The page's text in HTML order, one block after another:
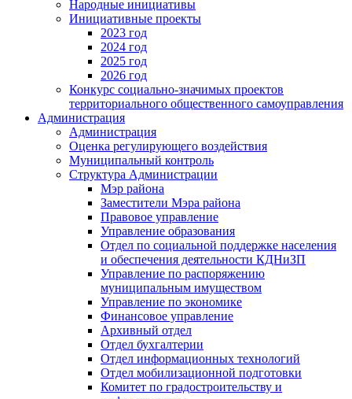
Народные инициативы
Инициативные проекты
2023 год
2024 год
2025 год
2026 год
Конкурс социально-значимых проектов
территориального общественного самоуправления
Администрация
Администрация
Оценка регулирующего воздействия
Муниципальный контроль
Структура Администрации
Мэр района
Заместители Мэра района
Правовое управление
Управление образования
Отдел по социальной поддержке населения
и обеспечения деятельности КДНиЗП
Управление по распоряжению
муниципальным имуществом
Управление по экономике
Финансовое управление
Архивный отдел
Отдел бухгалтерии
Отдел информационных технологий
Отдел мобилизационной подготовки
Комитет по градостроительству и